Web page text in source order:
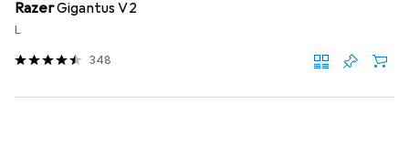
RazerGigantus V2
L
348